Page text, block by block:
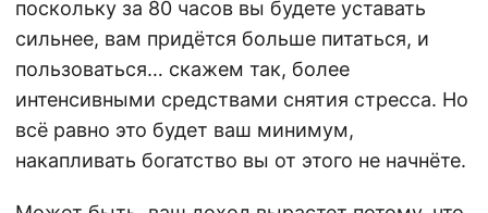
поскольку за 80 часов вы будете уставать
сильнее, вам придётся больше питаться, и
пользоваться… скажем так, более
интенсивными средствами снятия стресса. Но
всё равно это будет ваш минимум,
накапливать богатство вы от этого не начнёте.